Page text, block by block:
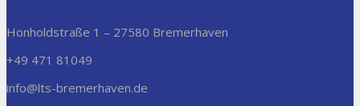
Honholdstraße 1 – 27580 Bremerhaven
+49 471 81049
info@lts-bremerhaven.de